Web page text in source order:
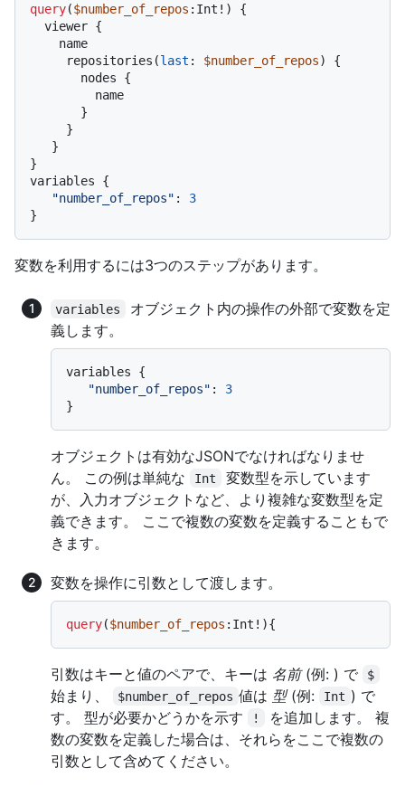
query($number_of_repos :Int ! )
{
  viewer
{
     repositories
(last : $number_of_repos) {
       nodes
{
}
}
}
}
variables {
"number_of_repos" :
3
}
変数を利用するには3つのステップがあります。
variables
オブジェクト内の操作の外部で変数を定
義します。
variables {
"number_of_repos" :
3
}
オブジェクトは有効なJSONでなければなりませ
ん。 この例は単純な
Int
変数型を示しています
が、入力オブジェクトなど、より複雑な変数型を定
義できます。 ここで複数の変数を定義することもで
きます。
変数を操作に引数として渡します。
query($number_of_repos :Int ! ){
引数はキーと値のペアで、キーは 名前(例: ) で $
始まり、 $number_of_repos 値は 型(例: Int ) で
す。 型が必要かどうかを示す
!
を追加します。 複
数の変数を定義した場合は、それらをここで複数の
引数として含めてください。